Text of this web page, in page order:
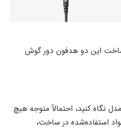
این دو هدفون‌ دور گوش
نگاه کنید، احتمالاً متوجه هیچ
استفاده‌شده در ساخت،